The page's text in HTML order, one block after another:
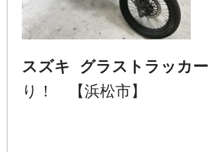
スズキ グラストラッカー
り！ 【浜松市】